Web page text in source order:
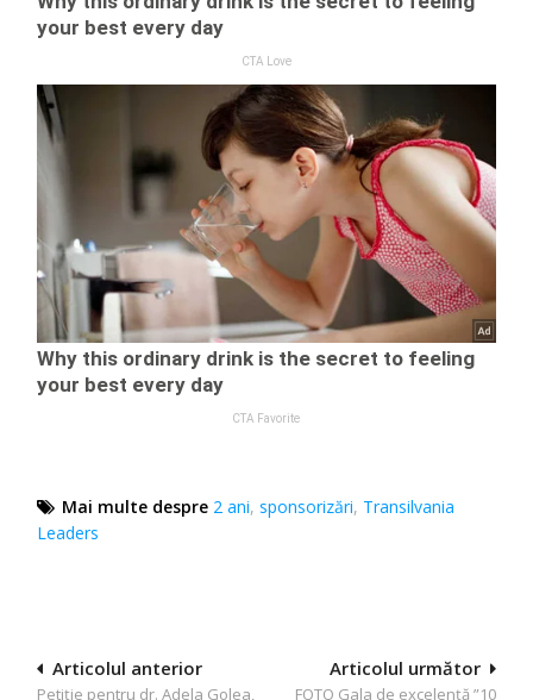
Mai multe despre 2 ani,sponsorizări, Transilvania
Leaders
Navigare
Articolul următor
FOTO Gala de excelență ”10
Articolul anterior
Petiţie pentru dr. Adela Golea,